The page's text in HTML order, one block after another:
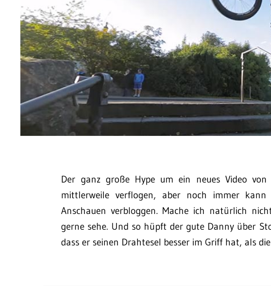
Der ganz große Hype um ein neues Video
mittlerweile verflogen, aber noch immer
Anschauen verbloggen. Mache ich natürlich
gerne sehe. Und so hüpft der gute Danny über
dass er seinen Drahtesel besser im Griff hat, als